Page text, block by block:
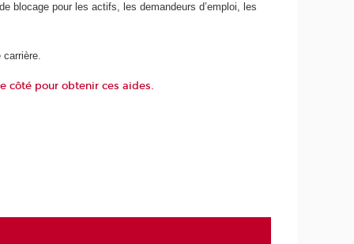
blocage pour les actifs, les demandeurs d’emploi, les
côté pour obtenir ces aides.